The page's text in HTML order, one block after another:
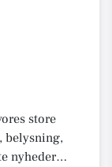
store
belysning,
nyheder